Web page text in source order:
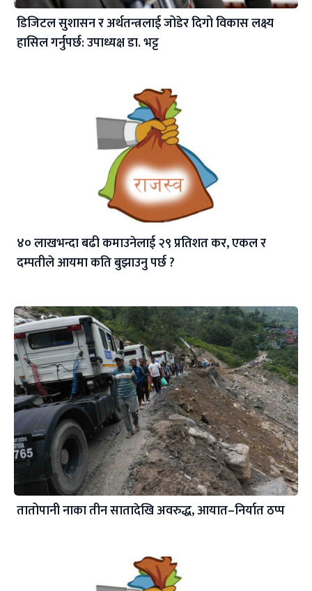
डिजिटल सुशासन र अर्थतन्त्रलाई जोडेर दिगो विकास लक्ष्य
हासिल गर्नुपर्छ: उपाध्यक्ष डा. भट्ट
४० लाखभन्दा बढी कमाउनेलाई २९ प्रतिशत कर, एकल र
दम्पतीले आयमा कति बुझाउनु पर्छ ?
तातोपानी नाका तीन सातादेखि अवरुद्ध, आयात–निर्यात ठप्प